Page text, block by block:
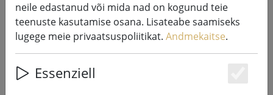
Deluxe Homeart LED küünal
ehtsast vahast kaugjuhtimisega
7,5x12,5 cm valge
neile edastanud või mida nad on kogunud teie
teenuste kasutamise osana. Lisateabe saamiseks
lugege meie privaatsuspoliitikat. Andmekaitse.
Essenziell